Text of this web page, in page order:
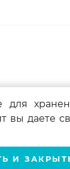
для
вы даете
И